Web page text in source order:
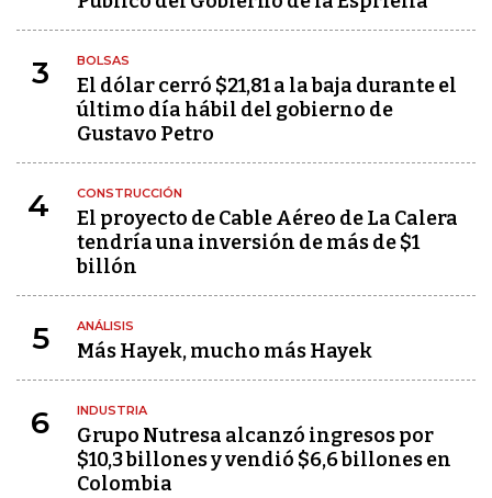
3 BOLSAS
El dólar cerró $21,81 a la baja durante el
último día hábil del gobierno de
Gustavo Petro
4 CONSTRUCCIÓN
El proyecto de Cable Aéreo de La Calera
tendría una inversión de más de $1
billón
5 ANÁLISIS
Más Hayek, mucho más Hayek
6 INDUSTRIA
Grupo Nutresa alcanzó ingresos por
$10,3 billones y vendió $6,6 billones en
Colombia